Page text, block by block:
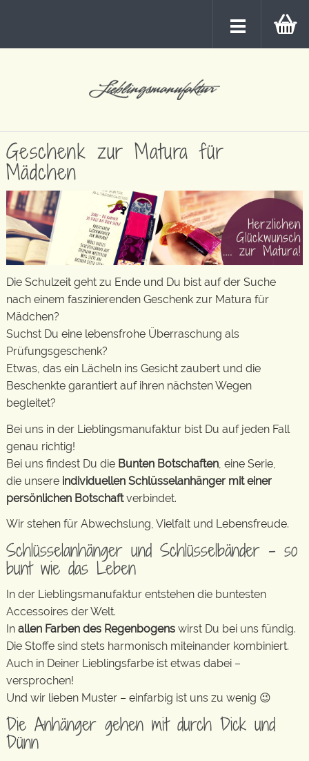
Geschenk zur Matura für
Mädchen
Die Schulzeit geht zu Ende und Du bist auf der Suche
nach einem faszinierenden Geschenk zur Matura für
Mädchen?
Suchst Du eine lebensfrohe Überraschung als
Prüfungsgeschenk?
Etwas, das ein Lächeln ins Gesicht zaubert und die
Beschenkte garantiert auf ihren nächsten Wegen
begleitet?
Bei uns in der Lieblingsmanufaktur bist Du auf jeden Fall
genau richtig!
Bei uns findest Du die Bunten Botschaften , eine Serie,
die unsere individuellen Schlüsselanhänger mit einer
persönlichen Botschaftverbindet.
Wir stehen für Abwechslung, Vielfalt und Lebensfreude.
Schlüsselanhänger und Schlüsselbänder – so
bunt wie das Leben
In der Lieblingsmanufaktur entstehen die buntesten
Accessoires der Welt.
In allen Farben des Regenbogens wirst Du bei uns fündig.
Die Stoffe sind stets harmonisch miteinander kombiniert.
Auch in Deiner Lieblingsfarbe ist etwas dabei –
versprochen!
Und wir lieben Muster – einfarbig ist uns zu wenig 😉
Die Anhänger gehen mit durch Dick und
Dünn